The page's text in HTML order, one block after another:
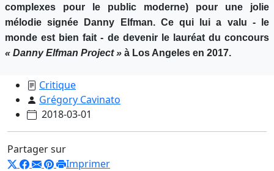
complexes pour le public moderne) pour une jolie
mélodie signée Danny Elfman. Ce qui lui a valu - le
monde est bien fait - de devenir le lauréat du concours
« Danny Elfman Project » à Los Angeles en 2017.
Critique
Grégory Cavinato
2018-03-01
Partager sur
Imprimer